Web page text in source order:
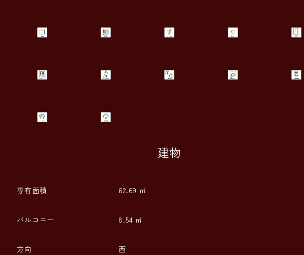
建物
専有面積 62.69 ㎡
バルコニー 8.54 ㎡
方向 西